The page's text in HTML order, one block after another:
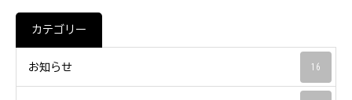
カテゴリー
お知らせ 16